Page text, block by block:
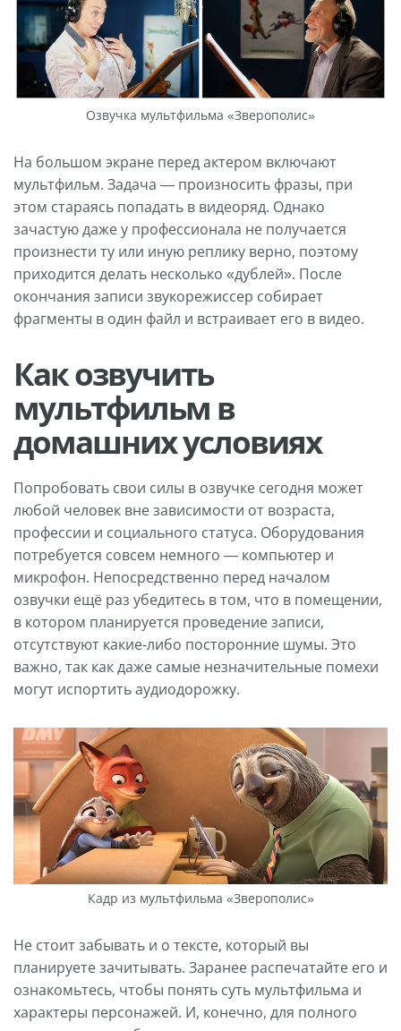
Озвучка мультфильма «Зверополис»
На большом экране перед актером включают
мультфильм. Задача — произносить фразы, при
этом стараясь попадать в видеоряд. Однако
зачастую даже у профессионала не получается
произнести ту или иную реплику верно, поэтому
приходится делать несколько «дублей». После
окончания записи звукорежиссер собирает
фрагменты в один файл и встраивает его в видео.
Как озвучить
мультфильм в
домашних условиях
Попробовать свои силы в озвучке сегодня может
любой человек вне зависимости от возраста,
профессии и социального статуса. Оборудования
потребуется совсем немного — компьютер и
микрофон. Непосредственно перед началом
озвучки ещё раз убедитесь в том, что в помещении,
в котором планируется проведение записи,
отсутствуют какие-либо посторонние шумы. Это
важно, так как даже самые незначительные помехи
могут испортить аудиодорожку.
Кадр из мультфильма «Зверополис»
Не стоит забывать и о тексте, который вы
планируете зачитывать. Заранее распечатайте его и
ознакомьтесь, чтобы понять суть мультфильма и
характеры персонажей. И, конечно, для полного